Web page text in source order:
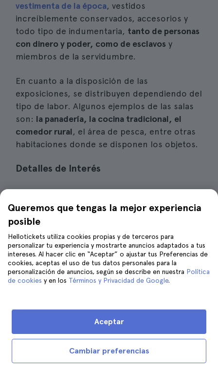
vestimenta de la época, vestidos
increíblemente conservados, accesorios y
todo tipo de indumentaria, tanto de personas
con dinero y poder, como de esclavos y
miembros de la servidumbre.
En cuanto a la disposición de las
exposiciones, se distribuyen dependiendo del
tipo de labor. Algunos ejemplos de las salas
son: la panadería, la cocina tradicional, el
comedor rural, el área de pesca, entre otras
habitaciones donde se disponen los objetos.
Detalles de Interés
García Herrera del centro de la ciudad de
Málaga.
Precio: Los niños menores de 14 años
pueden entrar gratis, mientras que los
adultos deben pagar una tarifa que oscila
entre los 2 y los 4 euros,
puedes pagar hasta 2 euros por persona si
Queremos que tengas la mejor experiencia
posible
Hellotickets utiliza cookies propias y de terceros para
personalizar tu experiencia y mostrarte anuncios adaptados a tus
intereses. Al hacer clic en “Aceptar” o ajustar tus Preferencias de
cookies, aceptas el uso de tus datos personales para la
personalización de anuncios, según se describe en nuestra Política
de cookies y en los Términos y Privacidad de Google.
Cambiar preferencias
Aceptar